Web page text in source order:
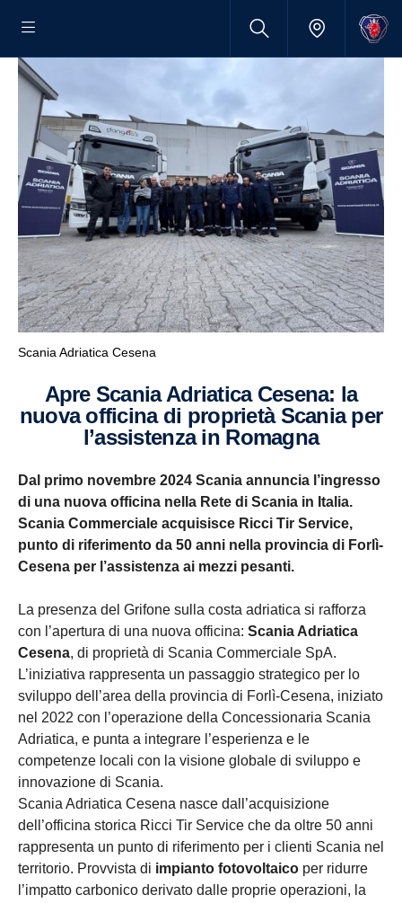
Scania Adriatica Cesena
Apre Scania Adriatica Cesena: la
nuova officina di proprietà Scania per
l’assistenza in Romagna
Dal primo novembre 2024 Scania annuncia l’ingresso
di una nuova officina nella Rete di Scania in Italia.
Scania Commerciale acquisisce Ricci Tir Service,
punto di riferimento da 50 anni nella provincia di Forlì-
Cesena per l’assistenza ai mezzi pesanti.
La presenza del Grifone sulla costa adriatica si rafforza
con l’apertura di una nuova officina: Scania Adriatica
Cesena, di proprietà di Scania Commerciale SpA.
L’iniziativa rappresenta un passaggio strategico per lo
sviluppo dell’area della provincia di Forlì-Cesena, iniziato
nel 2022 con l’operazione della Concessionaria Scania
Adriatica, e punta a integrare l’esperienza e le
competenze locali con la visione globale di sviluppo e
innovazione di Scania.
Scania Adriatica Cesena nasce dall’acquisizione
dell’officina storica Ricci Tir Service che da oltre 50 anni
rappresenta un punto di riferimento per i clienti Scania nel
territorio. Provvista di impianto fotovoltaico per ridurre
l’impatto carbonico derivato dalle proprie operazioni, la